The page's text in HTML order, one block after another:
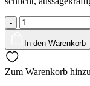
Armband
Friedensbringer
Menge
-
In den Warenkorb
Zum Warenkorb